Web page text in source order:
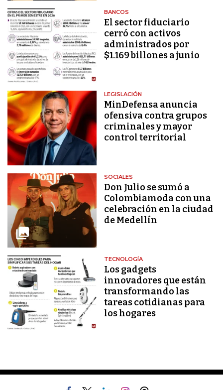
BANCOS
El sector fiduciario
cerró con activos
administrados por
$1.169 billones a junio
LEGISLACIÓN
MinDefensa anuncia
ofensiva contra grupos
criminales y mayor
control territorial
SOCIALES
Don Julio se sumó a
Colombiamoda con una
celebración en la ciudad
de Medellín
TECNOLOGÍA
Los gadgets
innovadores que están
transformando las
tareas cotidianas para
los hogares